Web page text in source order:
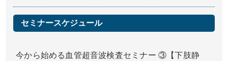
セミナースケジュール
今から始める血管超音波検査セミナー ③【下肢静